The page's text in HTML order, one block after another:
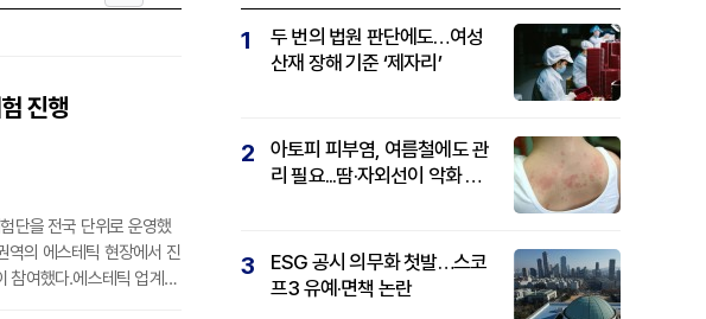
진행
단을 전국 단위로 운영했
역의 에스테틱 현장에서 진
참여했다.에스테틱 업계에
1
두 번의 법원 판단에도…여성
산재 장해 기준 ‘제자리’
2
아토피 피부염, 여름철에도 관
리 필요...땀·자외선이 악화 요
3
ESG 공시 의무화 첫발…스코
프3 유예·면책 논란